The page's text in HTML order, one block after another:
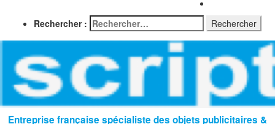
Rechercher :
Entreprise française spécialiste des objets publicitaires &